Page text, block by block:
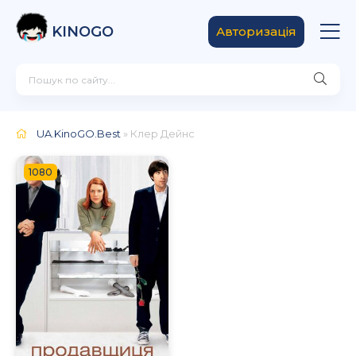
KINOGO Авторизація
UA.KinoGO.Best » Клер Дейнс
1080